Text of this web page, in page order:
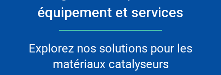
équipement et services
Explorez nos solutions pour les
matériaux catalyseurs